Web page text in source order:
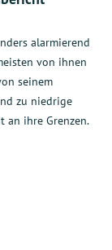
alarmierend
von ihnen
seinem
zu niedrige
an ihre Grenzen.